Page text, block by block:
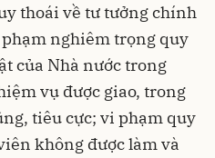
thoái về tư tưởng chính
nghiêm trọng quy
của Nhà nước trong
vụ được giao, trong
tiêu cực; vi phạm quy
không được làm và